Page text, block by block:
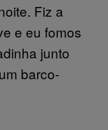
Fiz a
e eu fomos
junto
barco-